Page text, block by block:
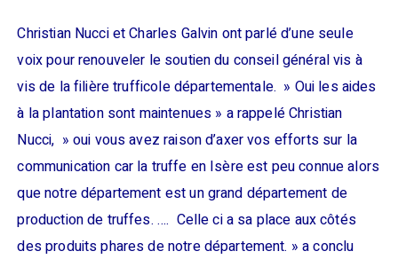
Christian Nucci et Charles Galvin ont parlé d’une seule
voix pour renouveler le soutien du conseil général vis à
vis de la filière trufficole départementale. » Oui les aides
à la plantation sont maintenues » a rappelé Christian
Nucci, » oui vous avez raison d’axer vos efforts sur la
communication car la truffe en Isère est peu connue alors
que notre département est un grand département de
production de truffes. …. Celle ci a sa place aux côtés
des produits phares de notre département. » a conclu